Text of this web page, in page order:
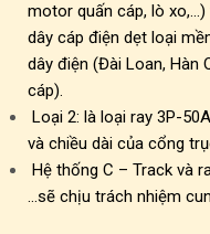
motor quấn cáp, lò
dây cáp điện dẹt loại
dây điện (Đài Loan, Hàn
cáp).
Loại 2: là loại ray 3P-
và chiều dài của cổng
Hệ thống C – Track và
…sẽ chịu trách nhiệm